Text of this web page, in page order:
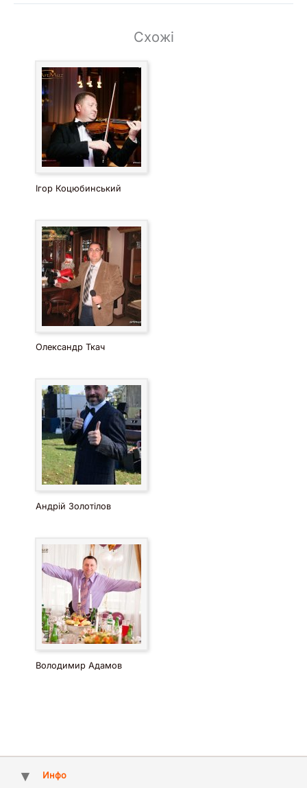
Схожі
Ігор Коцюбинський
Олександр Ткач
Андрій Золотілов
Володимир Адамов
Инфо